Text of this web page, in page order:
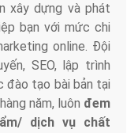
xây dựng và phát
bạn với mức chi
online. Đội
SEO, lập trình
đào tạo bài bản tại
năm, luôn đem
dịch vụ chất